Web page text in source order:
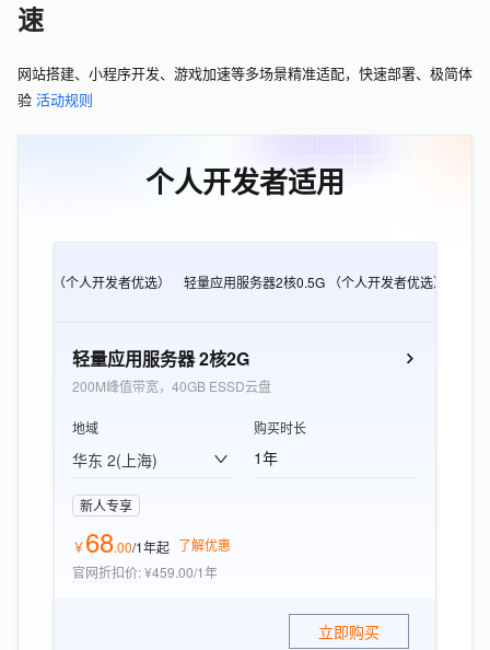
速
网站搭建、小程序开发、游戏加速等多场景精准适配，快速部署、极简体
验 活动规则
个人开发者适用
e实例 （个人开发者优选） 轻量应用服务器2核0.5G （个人开发者优选）
轻量应用服务器 2核2G
200M峰值带宽，40GB ESSD云盘
地域
华东 2(上海)
购买时长
1年
新人专享
￥68.00/1年起 了解优惠
官网折扣价:¥459.00/1年
立即购买